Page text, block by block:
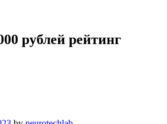
рублей рейтинг